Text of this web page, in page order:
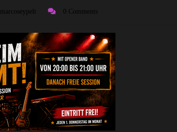
marcoseypelt 0 Comments